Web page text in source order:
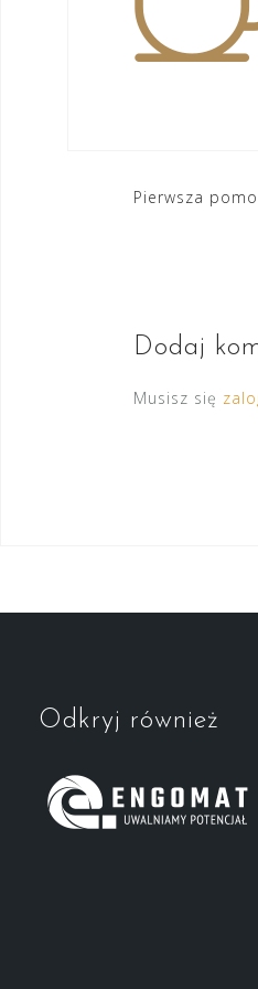
Pierwsza
Dodaj
Musisz się
Odkryj również